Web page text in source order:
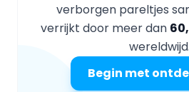
verborgen pareltjes
verrijkt door meer dan
wereldwijd.
Begin met